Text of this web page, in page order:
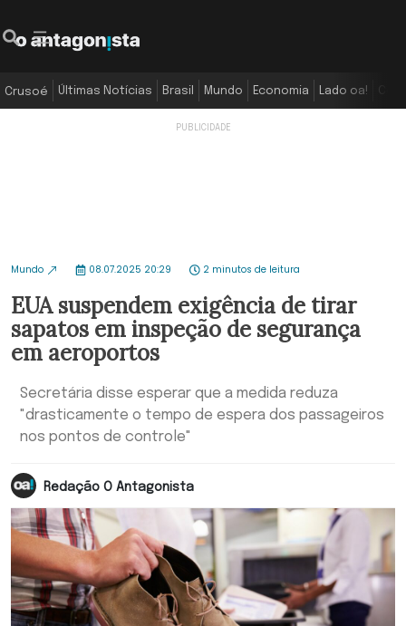
Crusoé Últimas Notícias Brasil Mundo Economia Lado oa!
Mundo 08.07.2025 20:29 2 minutos de leitura
EUA suspendem exigência de tirar
sapatos em inspeção de segurança
em aeroportos
Secretária disse esperar que a medida reduza
"drasticamente o tempo de espera dos passageiros
nos pontos de controle"
Redação O Antagonista